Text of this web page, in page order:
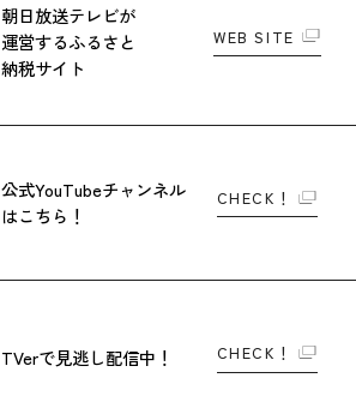
朝日放送テレビが
運営するふるさと
納税サイト
WEB SITE
公式YouTubeチャンネル
はこちら！
CHECK！
TVerで見逃し配信中！ CHECK！